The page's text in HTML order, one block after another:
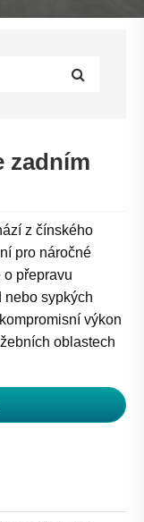
zadním
z čínského
pro náročné
přepravu
nebo sypkých
výkon
oblastech